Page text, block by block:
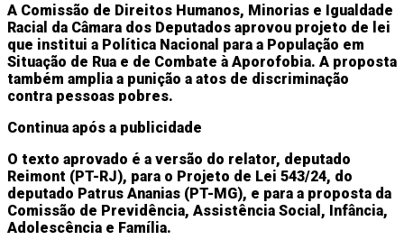
A Comissão de Direitos Humanos, Minorias e Igualdade
Racial da Câmara dos Deputados aprovou projeto de lei
que institui a Política Nacional para a População em
Situação de Rua e de Combate à Aporofobia. A proposta
também amplia a punição a atos de discriminação
contra pessoas pobres.
Continua após a publicidade
O texto aprovado é a versão do relator, deputado
Reimont (PT-RJ), para o Projeto de Lei 543/24, do
deputado Patrus Ananias (PT-MG), e para a proposta da
Comissão de Previdência, Assistência Social, Infância,
Adolescência e Família.